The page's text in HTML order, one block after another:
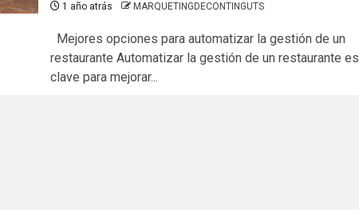
1 año atrás MARQUETINGDECONTINGUTS
Mejores opciones para automatizar la gestión de un
restaurante Automatizar la gestión de un restaurante es
clave para mejorar...